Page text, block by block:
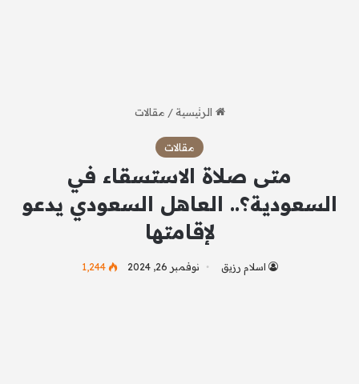
الرئيسية / مقالات
مقالات
متى صلاة الاستسقاء في
السعودية؟.. العاهل السعودي يدعو
لإقامتها
اسلام رزيق نوفمبر 26, 2024 1٬244